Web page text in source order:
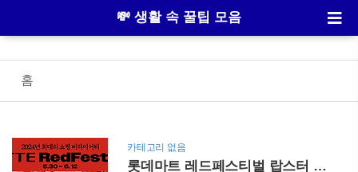
💸 생활 속 꿀팁 모음
홈
카테고리 없음
롯데마트 레드페스티벌 랍스터 세일, 롯데마트 전단행사 전단광고지 (5/30~6/5)